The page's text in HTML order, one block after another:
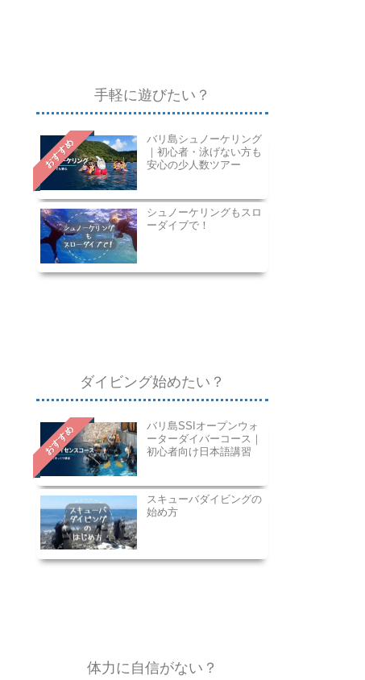
手軽に遊びたい？
おすすめ
バリ島シュノーケリング
｜初心者・泳げない方も
安心の少人数ツアー
シュノーケリングもスロ
ーダイブで！
ダイビング始めたい？
おすすめ
バリ島SSIオープンウォ
ーターダイバーコース｜
初心者向け日本語講習
スキューバダイビングの
始め方
体力に自信がない？